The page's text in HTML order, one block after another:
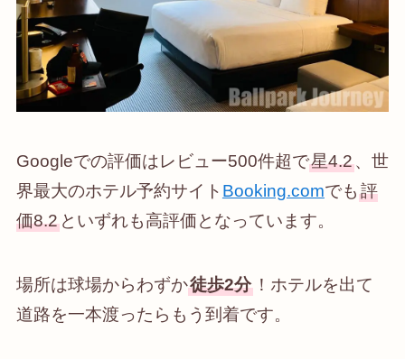
Googleでの評価はレビュー500件超で星4.2、世
界最大のホテル予約サイト Booking.comでも 評
価8.2といずれも高評価となっています。
場所は球場からわずか徒歩2分！ホテルを出て
道路を一本渡ったらもう到着です。